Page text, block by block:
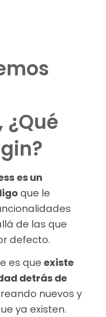
es un
que le
de las que
defecto.
es que existe
detrás de
nuevos y
ya existen.